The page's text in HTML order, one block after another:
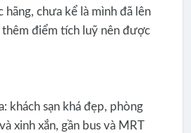
hãng, chưa kể là mình đã lên
thêm điểm tích luỹ nên được
khách sạn khá đẹp, phòng
xinh xắn, gần bus và MRT